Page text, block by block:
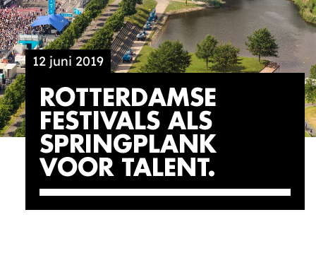
12 juni 2019
ROTTERDAMSE
FESTIVALS ALS
SPRINGPLANK
VOOR TALENT